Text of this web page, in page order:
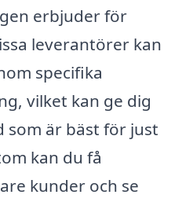
erbjuder för
leverantörer kan
specifika
vilket kan ge dig
som är bäst för just
kan du få
kunder och se